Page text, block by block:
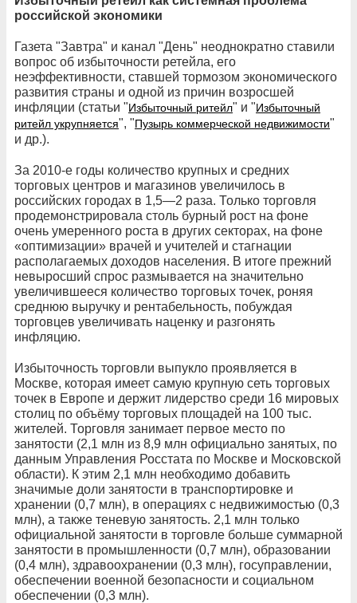
российской экономики
Газета "Завтра" и канал "День" неоднократно ставили
вопрос об избыточности ретейла, его
неэффективности, ставшей тормозом экономического
развития страны и одной из причин возросшей
инфляции (статьи "Избыточный ритейл" и "Избыточный
ритейл укрупняется", "Пузырь коммерческой недвижимости"
и др.).
За 2010-е годы количество крупных и средних
торговых центров и магазинов увеличилось в
российских городах в 1,5—2 раза. Только торговля
продемонстрировала столь бурный рост на фоне
очень умеренного роста в других секторах, на фоне
«оптимизации» врачей и учителей и стагнации
располагаемых доходов населения. В итоге прежний
невыросший спрос размывается на значительно
увеличившееся количество торговых точек, роняя
среднюю выручку и рентабельность, побуждая
торговцев увеличивать наценку и разгонять
инфляцию.
Избыточность торговли выпукло проявляется в
Москве, которая имеет самую крупную сеть торговых
точек в Европе и держит лидерство среди 16 мировых
столиц по объёму торговых площадей на 100 тыс.
жителей. Торговля занимает первое место по
занятости (2,1 млн из 8,9 млн официально занятых, по
данным Управления Росстата по Москве и Московской
области). К этим 2,1 млн необходимо добавить
значимые доли занятости в транспортировке и
хранении (0,7 млн), в операциях с недвижимостью (0,3
млн), а также теневую занятость. 2,1 млн только
официальной занятости в торговле больше суммарной
занятости в промышленности (0,7 млн), образовании
(0,4 млн), здравоохранении (0,3 млн), госуправлении,
обеспечении военной безопасности и социальном
обеспечении (0,3 млн).